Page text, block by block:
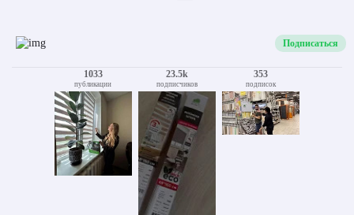
Подписаться
1033
публикации
23.5k
подписчиков
353
подписок